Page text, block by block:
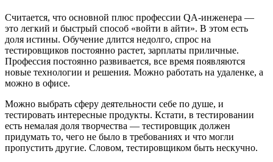
Считается, что основной плюс профессии QA-инженера —
это легкий и быстрый способ «войти в айти». В этом есть
доля истины. Обучение длится недолго, спрос на
тестировщиков постоянно растет, зарплаты приличные.
Профессия постоянно развивается, все время появляются
новые технологии и решения. Можно работать на удаленке, а
можно в офисе.
Можно выбрать сферу деятельности себе по душе, и
тестировать интересные продукты. Кстати, в тестировании
есть немалая доля творчества — тестировщик должен
придумать то, чего не было в требованиях и что могли
пропустить другие. Словом, тестировщиком быть нескучно.